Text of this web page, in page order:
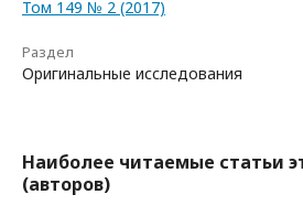
Том 149 № 2 (2017)
Раздел
Оригинальные исследования
Наиболее читаемые статьи
(авторов)